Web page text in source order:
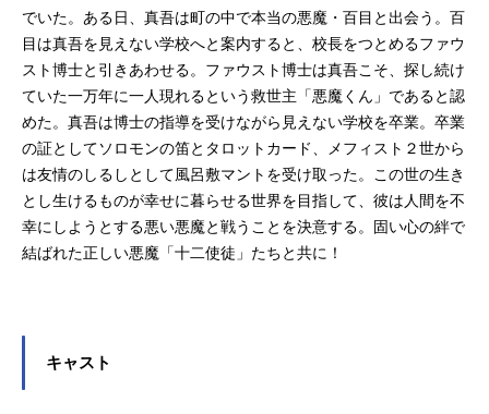
でいた。ある日、真吾は町の中で本当の悪魔・百目と出会う。百
目は真吾を見えない学校へと案内すると、校長をつとめるファウ
スト博士と引きあわせる。ファウスト博士は真吾こそ、探し続け
ていた一万年に一人現れるという救世主「悪魔くん」であると認
めた。真吾は博士の指導を受けながら見えない学校を卒業。卒業
の証としてソロモンの笛とタロットカード、メフィスト２世から
は友情のしるしとして風呂敷マントを受け取った。この世の生き
とし生けるものが幸せに暮らせる世界を目指して、彼は人間を不
幸にしようとする悪い悪魔と戦うことを決意する。固い心の絆で
結ばれた正しい悪魔「十二使徒」たちと共に！
キャスト